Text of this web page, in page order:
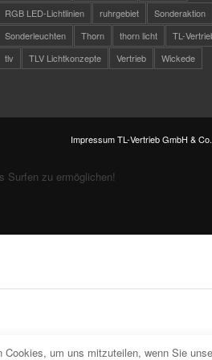
RGB LED-Lichtlinien
ruhrgebiet
Sonderaktion
Sonderleuchten
Thorn thorn licht
TL-
tlv
TLV Lichtkonzepte Vertrieb Wickede
Impressum TL-Vertrieb GmbH &
Surfen zu ermöglichen!
um uns mitzuteilen, wenn Sie